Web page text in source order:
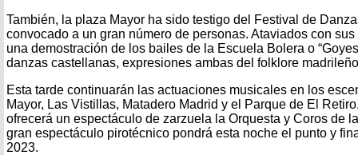
También, la plaza Mayor ha sido testigo del Festival de
convocado a un gran número de personas. Ataviados con
una demostración de los bailes de la Escuela Bolera o
danzas castellanas, expresiones ambas del folklore
Esta tarde continuarán las actuaciones musicales en los
Mayor, Las Vistillas, Matadero Madrid y el Parque de El
ofrecerá un espectáculo de zarzuela la Orquesta y Coros de
gran espectáculo pirotécnico pondrá esta noche el punto y
2023.